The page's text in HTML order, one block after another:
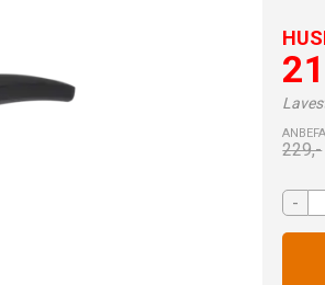
229,-
-